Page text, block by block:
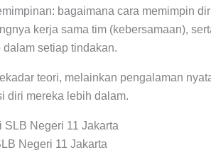
bagaimana cara memimpin
kerja sama tim (kebersamaan),
setiap tindakan.
teori, melainkan pengalaman
diri mereka lebih dalam.
Negeri 11 Jakarta